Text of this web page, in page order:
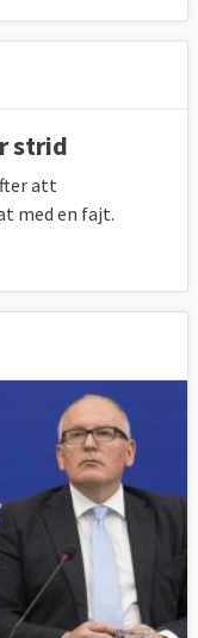
strid
att
med en fajt.